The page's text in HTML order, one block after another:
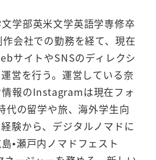
学部英米文学英語学専修卒
会社での勤務を経て、現在
サイトやSNSのディレクシ
営を行う。運営している奈
報のInstagramは現在フォ
代の留学や旅、海外学生向
験から、デジタルノマドに
•瀬戸内ノマドフェスト